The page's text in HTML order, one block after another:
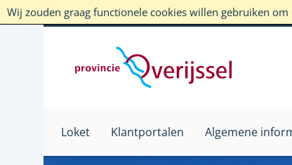
Wij zouden graag functionele cookies willen gebruiken
Loket Klantportalen Algemene